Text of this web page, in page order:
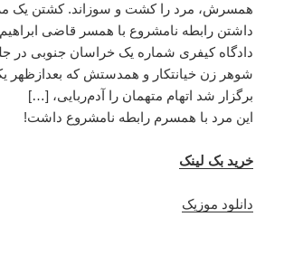
همسرش، مرد را کشت و سوزاند. کشتن یک
داشتن رابطه نامشروع با همسر قاضی
دادگاه کیفری شماره یک خراسان جنوبی در
شوهر زن خیانتکار و همدستش که بعدازظهر
برگزار شد اتهام متهمان را آدم‌ربایی، […]
این مرد با همسرم رابطه نامشروع داشت!
خرید بک لینک
دانلود موزیک